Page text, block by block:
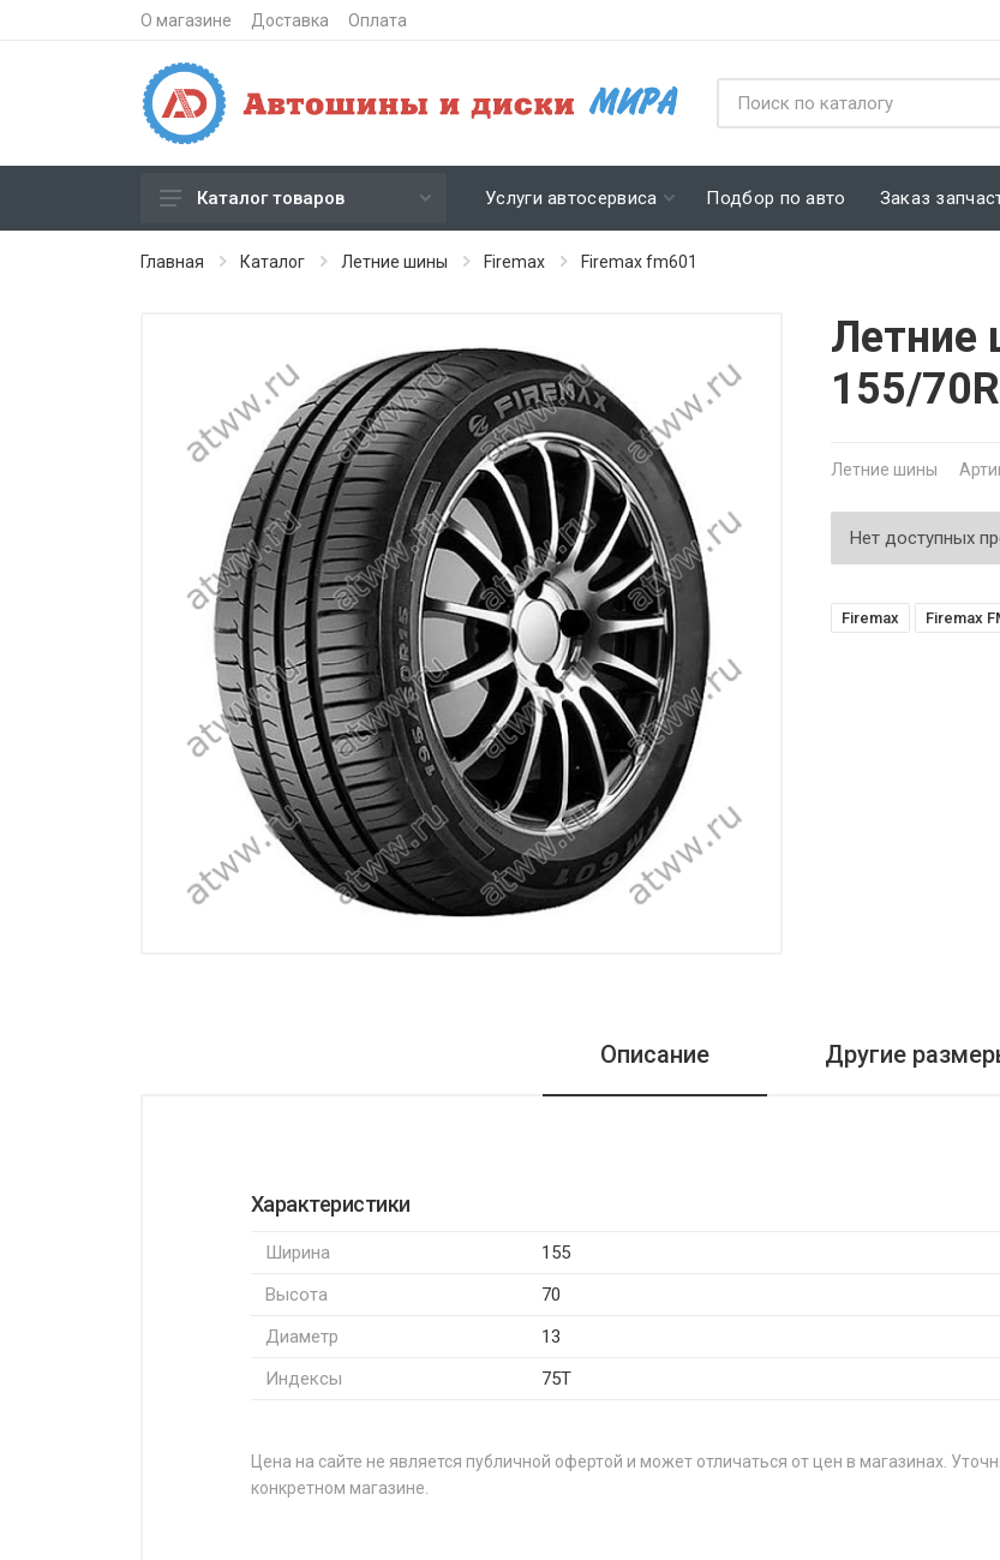
О магазине Доставка Оплата
Зимние шипованные шины
Литые диски
Штампованные диски
Кованые диски
Каталог товаров Услуги автосервиса Подбор по авто Заказ
Главная Каталог Летние шины Firemax Firemax fm601
Летние
155/
Летние шины
Нет доступных
Firemax Firemax
Описание Другие
Характеристики
Ширина
155
Высота
70
Диаметр
13
Индексы
75T
Цена на сайте не является публичной офертой и может отличаться от цен в магазинах.
конкретном магазине.